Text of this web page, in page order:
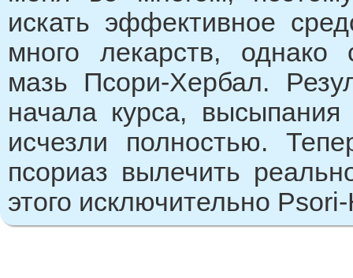
искать эффективное
много лекарств,
мазь Псори-Хербал.
начала курса,
исчезли полностью.
псориаз вылечить
этого исключительно